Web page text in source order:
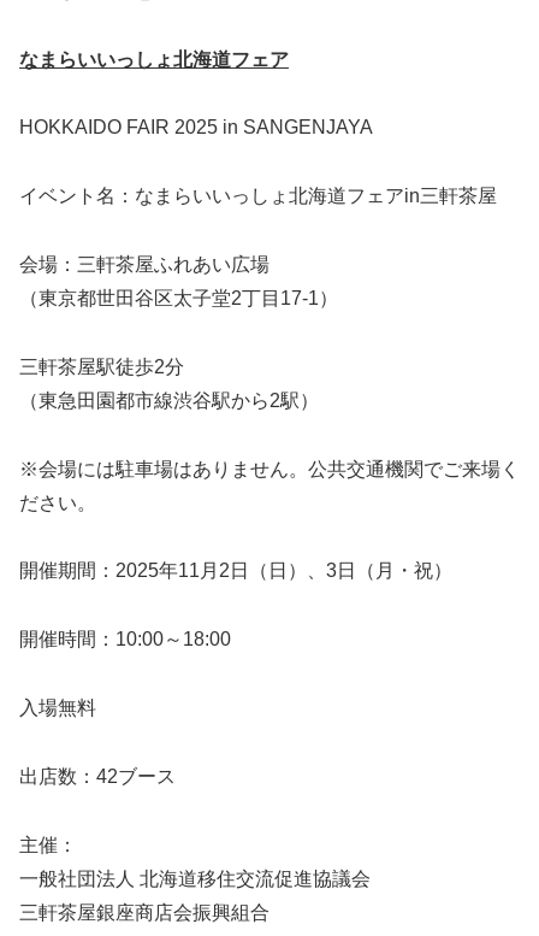
なまらいいっしょ北海道フェア
HOKKAIDO FAIR 2025 in SANGENJAYA
イベント名：なまらいいっしょ北海道フェアin三軒茶屋
会場：三軒茶屋ふれあい広場
（東京都世田谷区太子堂2丁目17-1）
三軒茶屋駅徒歩2分
（東急田園都市線渋谷駅から2駅）
※会場には駐車場はありません。公共交通機関でご来場く
ださい。
開催期間：2025年11月2日（日）、3日（月・祝）
開催時間：10:00～18:00
入場無料
出店数：42ブース
主催：
一般社団法人 北海道移住交流促進協議会
三軒茶屋銀座商店会振興組合